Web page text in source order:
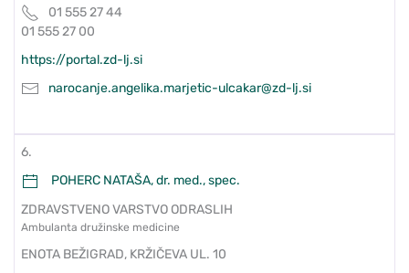
01 555 27 44
01 555 27 00
https://portal.zd-lj.si
narocanje.angelika.marjetic-ulcakar@zd-lj.si
6.
POHERC NATAŠA, dr. med., spec.
ZDRAVSTVENO VARSTVO ODRASLIH
Ambulanta družinske medicine
ENOTA BEŽIGRAD, KRŽIČEVA UL. 10